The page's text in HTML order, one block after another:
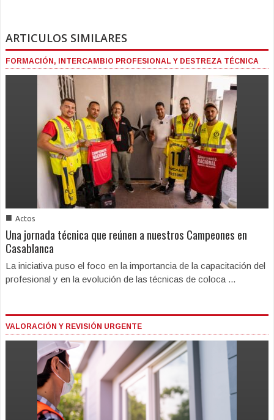
ARTICULOS SIMILARES
FORMACIÓN, INTERCAMBIO PROFESIONAL Y DESTREZA TÉCNICA
■ Actos
Una jornada técnica que reúnen a nuestros Campeones en
Casablanca
La iniciativa puso el foco en la importancia de la capacitación del
profesional y en la evolución de las técnicas de coloca ...
VALORACIÓN Y REVISIÓN URGENTE